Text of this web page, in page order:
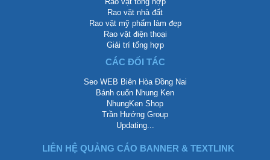
Rao vặt nhà đất
Rao vặt mỹ phẩm làm đẹp
Rao vặt điện thoại
Giải trí tổng hợp
CÁC ĐỐI TÁC
Seo WEB Biên Hòa Đồng Nai
Bánh cuốn Nhung Ken
NhungKen Shop
Trần Hướng Group
Updating...
LIÊN HỆ QUẢNG CÁO BANNER & TEXTLINK